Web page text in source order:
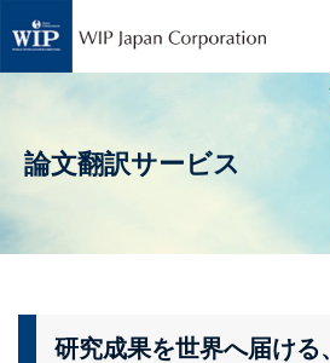
論文翻訳サービス
研究成果を世界へ届ける